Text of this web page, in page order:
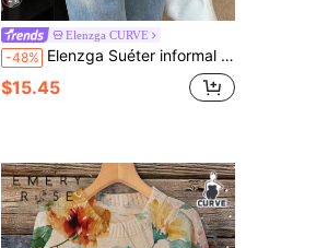
Elenzga CURVE
-48% Elenzga Suéter informal de cuello redondo con lazo para mujer de talla grande, otoño/invierno
$15.45